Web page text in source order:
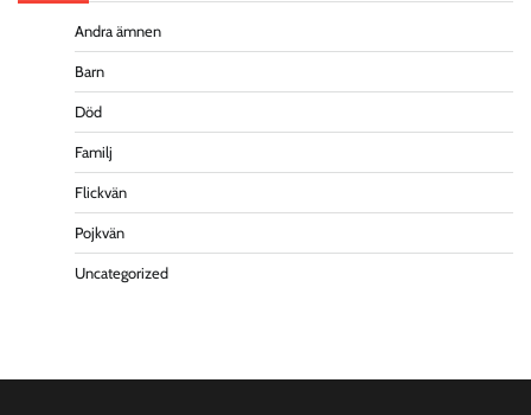
Andra ämnen
Barn
Död
Familj
Flickvän
Pojkvän
Uncategorized